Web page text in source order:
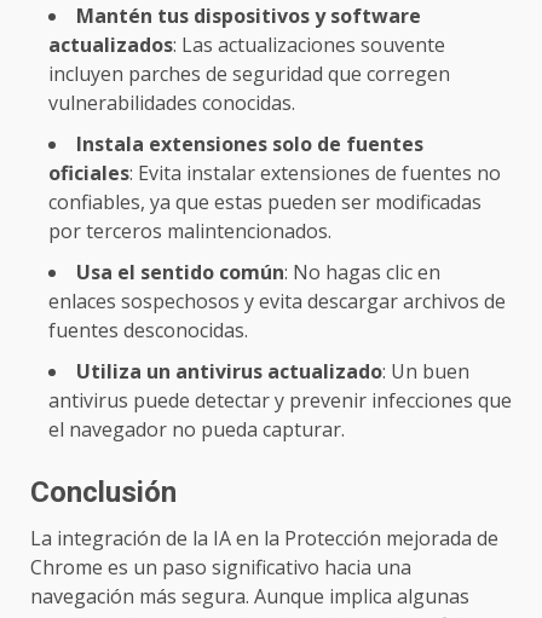
Mantén tus dispositivos y software
actualizados: Las actualizaciones souvente
incluyen parches de seguridad que corregen
vulnerabilidades conocidas.
Instala extensiones solo de fuentes
oficiales: Evita instalar extensiones de fuentes no
confiables, ya que estas pueden ser modificadas
por terceros malintencionados.
Usa el sentido común: No hagas clic en
enlaces sospechosos y evita descargar archivos de
fuentes desconocidas.
Utiliza un antivirus actualizado: Un buen
antivirus puede detectar y prevenir infecciones que
el navegador no pueda capturar.
Conclusión
La integración de la IA en la Protección mejorada de
Chrome es un paso significativo hacia una
navegación más segura. Aunque implica algunas